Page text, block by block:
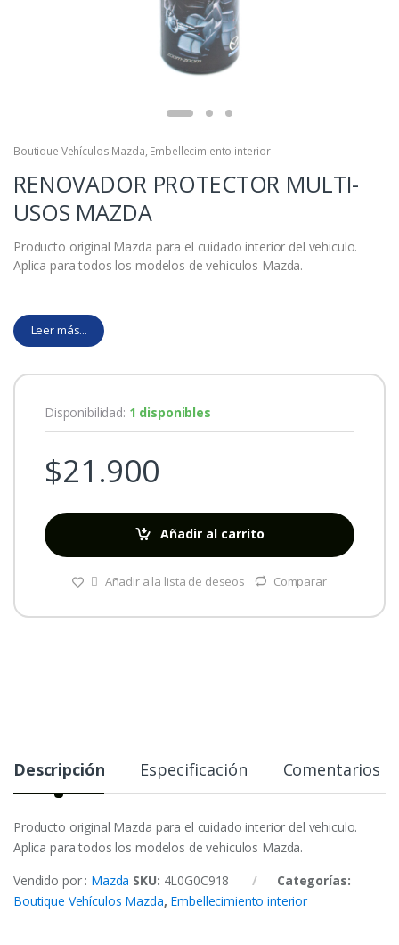
Boutique Vehículos Mazda, Embellecimiento interior
RENOVADOR PROTECTOR MULTI-
USOS MAZDA
Producto original Mazda para el cuidado interior del vehiculo.
Aplica para todos los modelos de vehiculos Mazda.
Leer más...
Disponibilidad: 1 disponibles
$21.900
Añadir al carrito
Añadir a la lista de deseos Comparar
Descripción Especificación Comentarios
Producto original Mazda para el cuidado interior del vehiculo.
Aplica para todos los modelos de vehiculos Mazda.
Vendido por : Mazda SKU: 4L0G0C918
Categorías:
Boutique Vehículos Mazda, Embellecimiento interior